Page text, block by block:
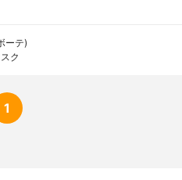
ーテ)
ク
1